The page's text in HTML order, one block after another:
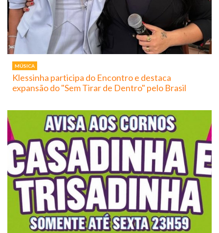
MÚSICA
Klessinha participa do Encontro e destaca
expansão do "Sem Tirar de Dentro" pelo Brasil